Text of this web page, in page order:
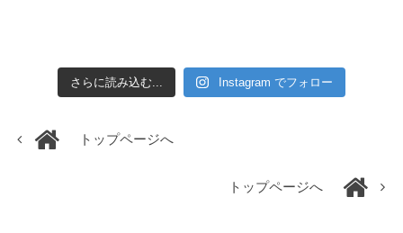
さらに読み込む... Instagram でフォロー
トップページへ
トップページへ